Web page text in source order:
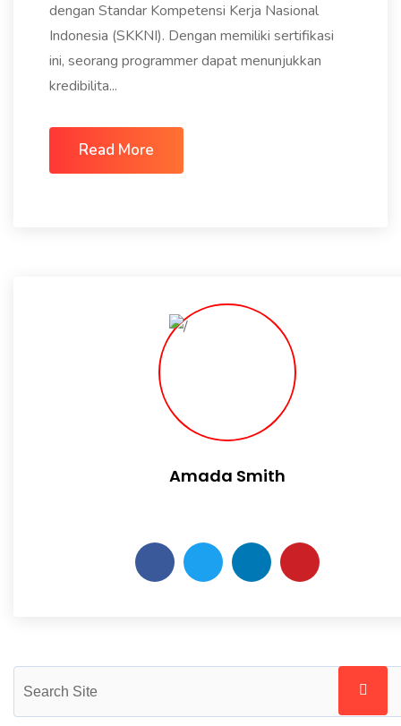
dengan Standar Kompetensi Kerja Nasional
Indonesia (SKKNI). Dengan memiliki sertifikasi
ini, seorang programmer dapat menunjukkan
kredibilita...
Read More
Amada Smith